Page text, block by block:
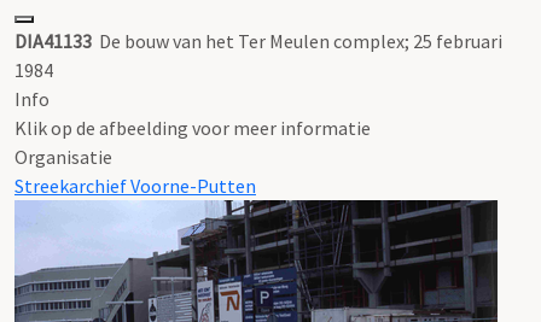
DIA41133 De bouw van het Ter Meulen complex; 25 februari
1984
Info
Klik op de afbeelding voor meer informatie
Organisatie
Streekarchief Voorne-Putten